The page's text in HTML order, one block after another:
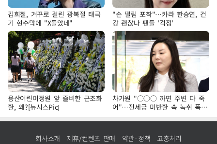
김희철, 거꾸로 걸린 광복절 태극
기 현수막에 "X돌았네"
"손 떨림 포착"…카라 한승연, 건
강 괜찮나 팬들 '걱정'
용산어린이정원 앞 즐비한 근조화
환, 왜?[뉴시스Pic]
차가원 "○○○ 까면 주변 다 죽
어"…전세금 미반환 속 녹취 폭로
파장
회사소개 제휴/컨텐츠 판매 약관·정책 고충처리